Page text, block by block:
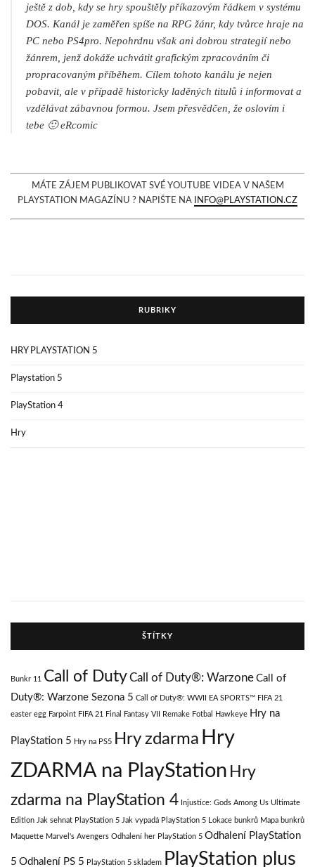
ještě z dob, kdy se hry spouštěly příkazovým řádkem v systému
DOS. Kanál je zaměřen spíše na RPG žánr, kdy tvůrce hraje na
PC nebo PS4pro. Nepohrdnu však ani dobrou strategií nebo
žánrem, jenž dokáže uchvátit grafickým zpracováním či
propracovaným příběhem. Cílem tohoto kanálu je nejen
pobavit, ale v případě historicky laděných titulů i informovat a
vzdělávat zábavnou formou. Jsem přesvědčen, že oslovím i
tebe 🙂eRcomic
MÁTE ZÁJEM PUBLIKOVAT SVÉ YOUTUBE VIDEA V NAŠEM
PLAYSTATION MAGAZÍNU ? NAPIŠTE NA
INFO@PLAYSTATION.CZ
RUBRIKY
HRY PLAYSTATION 5
Playstation 5
PlayStation 4
Hry
ŠTÍTKY
Bunkr 11 Call of DutyCall of Duty®: Warzone Call of
Duty®: Warzone Sezona 5 Call of Duty®: WWII EA SPORTS™ FIFA 21
easter egg Farpoint FIFA 21 Final Fantasy VII Remake Fotbal Hawkeye Hry na
PlayStation 5 Hry na PS5 Hry zdarma Hry
ZDARMA na PlayStation Hry
zdarma na PlayStation 4 Injustice: Gods Among Us Ultimate
Edition Jak sehnat PlayStation 5 Jak vypadá PlayStation 5 Lokace bunkrů Mapa bunkrů
Maquette Marvel's Avengers Odhalení her PlayStation 5 Odhalení PlayStation
5 Odhalení PS 5 PlayStation 5 skladem PlayStation plus